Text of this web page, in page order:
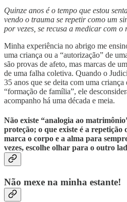
Quinze anos é o tempo que estou
vendo o trauma se repetir como um
por vezes, se recusa a medicar com
Minha experiência no abrigo me
uma criança ou a “autorização” de
são provas de afeto, mas marcas de
de uma falha coletiva. Quando o
35 anos que se deita com uma
“formação de família”, ele
acompanho há uma década e meia.
Não existe “analogia ao
proteção; o que existe é a repetição
marca o corpo e a alma para
vezes, escolhe olhar para o outro
Não mexe na minha estante!